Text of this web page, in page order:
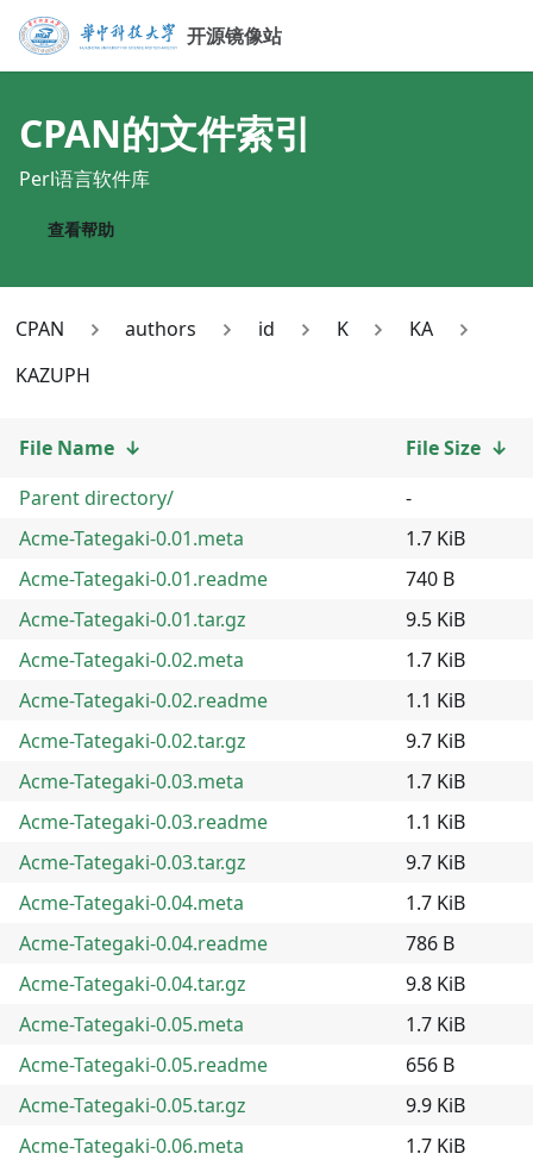
开源镜像站
CPAN的文件索引
Perl语言软件库
查看帮助
CPAN authors id K
KA
KAZUPH
File Name ↓ File Size ↓
Parent directory/
-
Acme-Tategaki-0.01.meta
1.7 KiB
Acme-Tategaki-0.01.readme
740 B
Acme-Tategaki-0.01.tar.gz
9.5 KiB
Acme-Tategaki-0.02.meta
1.7 KiB
Acme-Tategaki-0.02.readme
1.1 KiB
Acme-Tategaki-0.02.tar.gz
9.7 KiB
Acme-Tategaki-0.03.meta
1.7 KiB
Acme-Tategaki-0.03.readme
1.1 KiB
Acme-Tategaki-0.03.tar.gz
9.7 KiB
Acme-Tategaki-0.04.meta
1.7 KiB
Acme-Tategaki-0.04.readme
786 B
Acme-Tategaki-0.04.tar.gz
9.8 KiB
Acme-Tategaki-0.05.meta
1.7 KiB
Acme-Tategaki-0.05.readme
656 B
Acme-Tategaki-0.05.tar.gz
9.9 KiB
Acme-Tategaki-0.06.meta
1.7 KiB